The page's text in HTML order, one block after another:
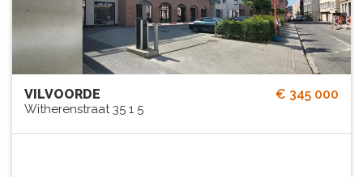
€ 345 000
VILVOORDE
Witherenstraat 35 1 5